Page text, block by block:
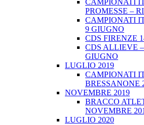
CAMPIONATI
PROMESSE –
CAMPIONATI
9 GIUGNO
CDS FIRENZE
CDS ALLIEVE
GIUGNO
LUGLIO 2019
CAMPIONATI
BRESSANONE
NOVEMBRE 2019
BRACCO
NOVEMBRE
LUGLIO 2020